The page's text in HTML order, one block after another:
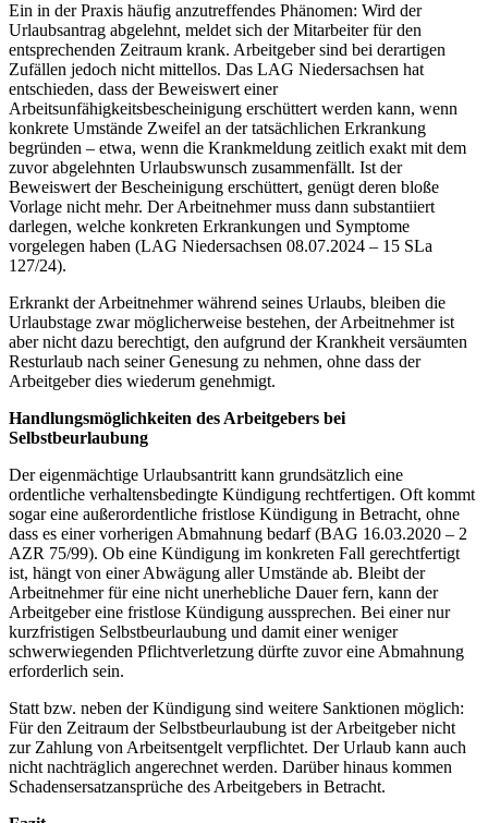
Ein in der Praxis häufig anzutreffendes Phänomen: Wird der
Urlaubsantrag abgelehnt, meldet sich der Mitarbeiter für den
entsprechenden Zeitraum krank. Arbeitgeber sind bei derartigen
Zufällen jedoch nicht mittellos. Das LAG Niedersachsen hat
entschieden, dass der Beweiswert einer
Arbeitsunfähigkeitsbescheinigung erschüttert werden kann, wenn
konkrete Umstände Zweifel an der tatsächlichen Erkrankung
begründen – etwa, wenn die Krankmeldung zeitlich exakt mit dem
zuvor abgelehnten Urlaubswunsch zusammenfällt. Ist der
Beweiswert der Bescheinigung erschüttert, genügt deren bloße
Vorlage nicht mehr. Der Arbeitnehmer muss dann substantiiert
darlegen, welche konkreten Erkrankungen und Symptome
vorgelegen haben (LAG Niedersachsen 08.07.2024 – 15 SLa
127/24).
Erkrankt der Arbeitnehmer während seines Urlaubs, bleiben die
Urlaubstage zwar möglicherweise bestehen, der Arbeitnehmer ist
aber nicht dazu berechtigt, den aufgrund der Krankheit versäumten
Resturlaub nach seiner Genesung zu nehmen, ohne dass der
Arbeitgeber dies wiederum genehmigt.
Handlungsmöglichkeiten des Arbeitgebers bei
Selbstbeurlaubung
Der eigenmächtige Urlaubsantritt kann grundsätzlich eine
ordentliche verhaltensbedingte Kündigung rechtfertigen. Oft kommt
sogar eine außerordentliche fristlose Kündigung in Betracht, ohne
dass es einer vorherigen Abmahnung bedarf (BAG 16.03.2020 – 2
AZR 75/99). Ob eine Kündigung im konkreten Fall gerechtfertigt
ist, hängt von einer Abwägung aller Umstände ab. Bleibt der
Arbeitnehmer für eine nicht unerhebliche Dauer fern, kann der
Arbeitgeber eine fristlose Kündigung aussprechen. Bei einer nur
kurzfristigen Selbstbeurlaubung und damit einer weniger
schwerwiegenden Pflichtverletzung dürfte zuvor eine Abmahnung
erforderlich sein.
Statt bzw. neben der Kündigung sind weitere Sanktionen möglich:
Für den Zeitraum der Selbstbeurlaubung ist der Arbeitgeber nicht
zur Zahlung von Arbeitsentgelt verpflichtet. Der Urlaub kann auch
nicht nachträglich angerechnet werden. Darüber hinaus kommen
Schadensersatzansprüche des Arbeitgebers in Betracht.